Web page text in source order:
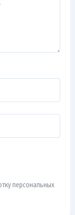
персональных